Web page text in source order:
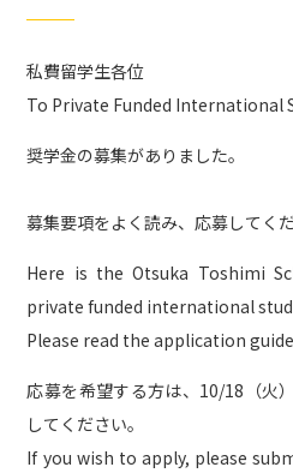
私費留学生各位
To Private Funded International
奨学金の募集がありました。
募集要項をよく読み、応募してくだ
Here is the Otsuka Toshimi
private funded international
Please read the application
応募を希望する方は、10/18（火
してください。
If you wish to apply, please